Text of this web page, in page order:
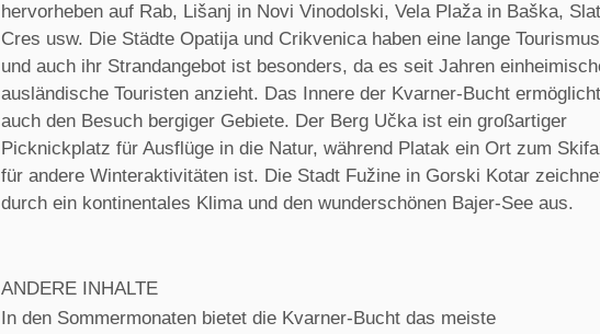
hervorheben auf Rab, Lišanj in Novi Vinodolski, Vela Plaža in Baška,
Cres usw. Die Städte Opatija und Crikvenica haben eine lange
und auch ihr Strandangebot ist besonders, da es seit Jahren
ausländische Touristen anzieht. Das Innere der Kvarner-Bucht
auch den Besuch bergiger Gebiete. Der Berg Učka ist ein großartiger
Picknickplatz für Ausflüge in die Natur, während Platak ein Ort zum
für andere Winteraktivitäten ist. Die Stadt Fužine in Gorski Kotar
durch ein kontinentales Klima und den wunderschönen Bajer-See aus.
ANDERE INHALTE
In den Sommermonaten bietet die Kvarner-Bucht das meiste